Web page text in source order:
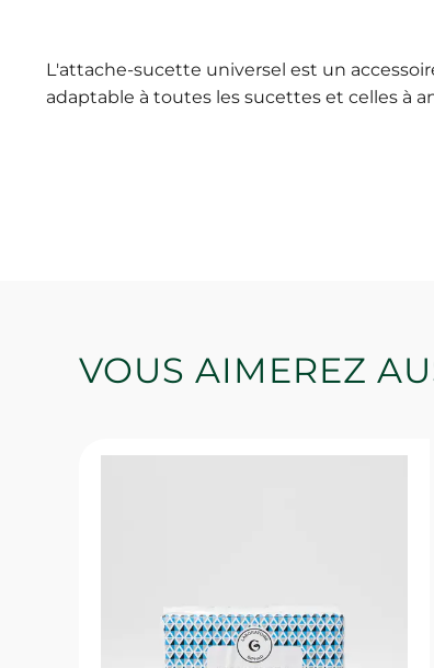
L'attache-sucette universel est un
adaptable à toutes les sucettes et celles à
VOUS AIMEREZ